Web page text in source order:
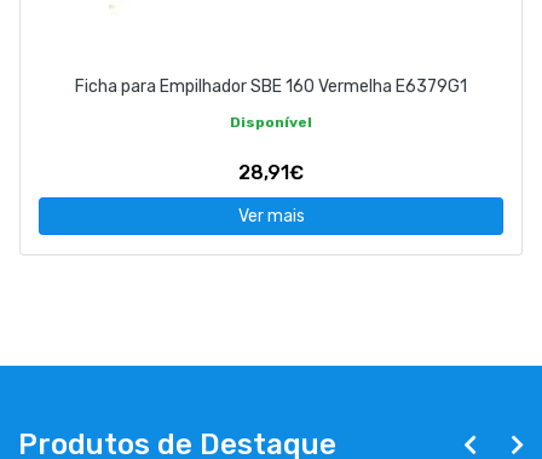
Ficha para Empilhador SBE 160 Vermelha E6379G1
Disponível
28,91€
Ver mais
Produtos de Destaque